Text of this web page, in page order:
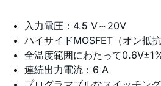
入力電圧：4.5 V～20V
ハイサイドMOSFET（オン抵
全温度範囲にわたって
連続出力電流：6 A